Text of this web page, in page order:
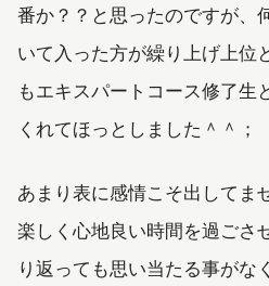
番か？？と思ったのですが、
いて入った方が繰り上げ上位
もエキスパートコース修了生
くれてほっとしました＾＾；
あまり表に感情こそ出してま
楽しく心地良い時間を過ごさ
り返っても思い当たる事がな